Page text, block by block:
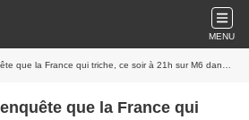
MENU
la France qui triche, ce soir à 21h sur M6 dans Capital
que la France qui